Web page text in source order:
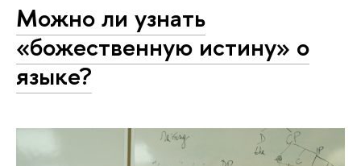
Можно ли узнать
«божественную истину» о
языке?